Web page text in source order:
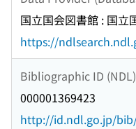
国立国会図書館 : 国立
https://
Bibliographic ID (NDL)
000001369423
http://id.ndl.go.jp/